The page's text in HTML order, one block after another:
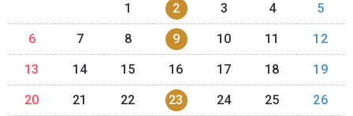
1 2 3 4 5
6 7 8 9 10 11 12
13 14 15 16 17 18 19
20 21 22 23 24 25 26